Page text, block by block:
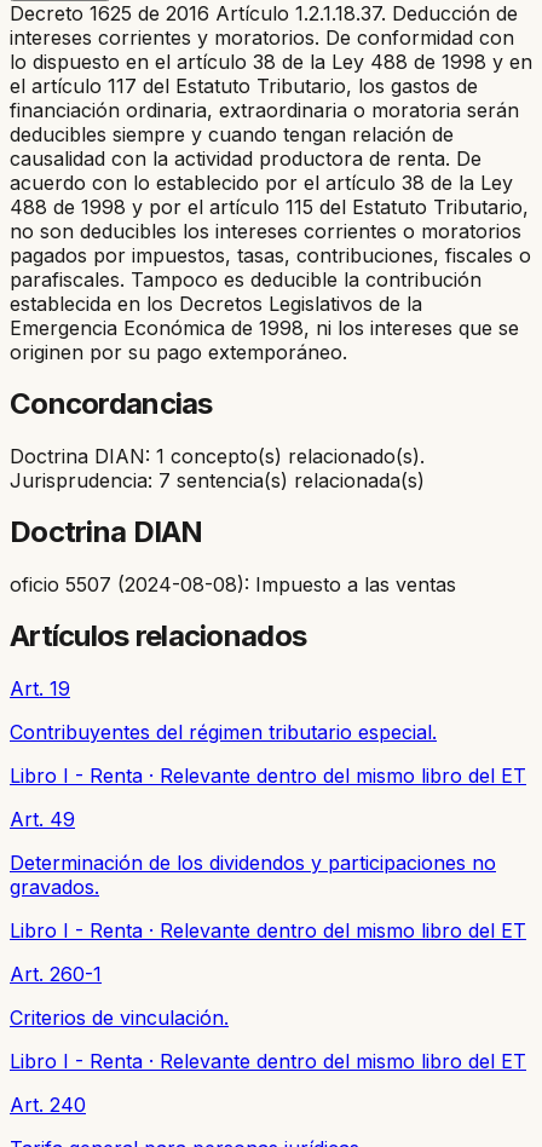
Decreto 1625 de 2016 Artículo 1.2.1.18.37. Deducción de
intereses corrientes y moratorios. De conformidad con
lo dispuesto en el artículo 38 de la Ley 488 de 1998 y en
el artículo 117 del Estatuto Tributario, los gastos de
financiación ordinaria, extraordinaria o moratoria serán
deducibles siempre y cuando tengan relación de
causalidad con la actividad productora de renta. De
acuerdo con lo establecido por el artículo 38 de la Ley
488 de 1998 y por el artículo 115 del Estatuto Tributario,
no son deducibles los intereses corrientes o moratorios
pagados por impuestos, tasas, contribuciones, fiscales o
parafiscales. Tampoco es deducible la contribución
establecida en los Decretos Legislativos de la
Emergencia Económica de 1998, ni los intereses que se
originen por su pago extemporáneo.
Concordancias
Doctrina DIAN: 1 concepto(s) relacionado(s).
Jurisprudencia: 7 sentencia(s) relacionada(s)
Doctrina DIAN
oficio 5507 (2024-08-08): Impuesto a las ventas
Artículos relacionados
Art. 19
Contribuyentes del régimen tributario especial.
Libro I - Renta · Relevante dentro del mismo libro del ET
Art. 49
Determinación de los dividendos y participaciones no
gravados.
Libro I - Renta · Relevante dentro del mismo libro del ET
Art. 260-1
Criterios de vinculación.
Libro I - Renta · Relevante dentro del mismo libro del ET
Art. 240